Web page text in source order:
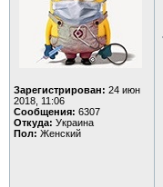
Зарегистрирован: 24 июн
2018, 11:06
Сообщения: 6307
Откуда: Украина
Пол: Женский